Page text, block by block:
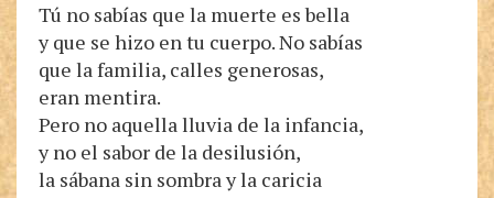
Tú no sabías que la muerte es bella
y que se hizo en tu cuerpo. No sabías
que la familia, calles generosas,
eran mentira.
Pero no aquella lluvia de la infancia,
y no el sabor de la desilusión,
la sábana sin sombra y la caricia